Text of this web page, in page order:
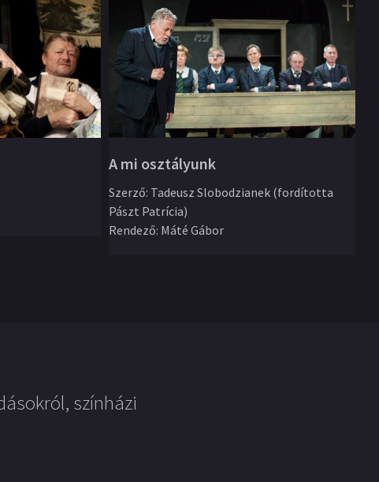
A mi osztályunk
Szerző: Tadeusz Slobodzianek (fordította
Pászt Patrícia)
Rendező: Máté Gábor
színházi